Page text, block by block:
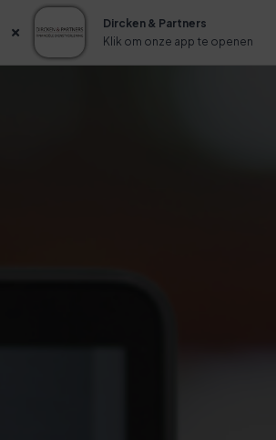
Dircken & Partners
Klik om onze app te openen